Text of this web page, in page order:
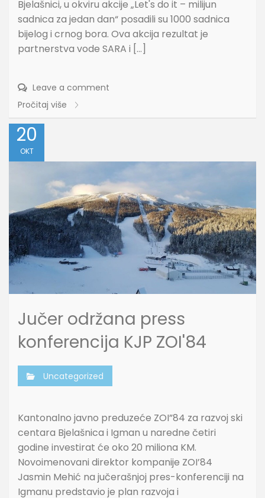
Bjelašnici, u okviru akcije „Let's do it – milijun
sadnica za jedan dan“ posadili su 1000 sadnica
bijelog i crnog bora. Ova akcija rezultat je
partnerstva vode SARA i […]
Leave a comment
Pročitaj više
20
OKT
Jučer održana press
konferencija KJP ZOI'84
Uncategorized
Kantonalno javno preduzeće ZOI”84 za razvoj ski
centara Bjelašnica i Igman u naredne četiri
godine investirat će oko 20 miliona KM.
Novoimenovani direktor kompanije ZOI’84
Jasmin Mehić na jučerašnjoj pres-konferenciji na
Igmanu predstavio je plan razvoja i